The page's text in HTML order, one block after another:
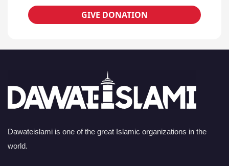
GIVE DONATION
Dawateislami is one of the great Islamic organizations in the
world.